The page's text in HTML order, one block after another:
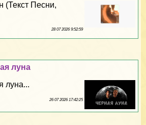
(Текст Песни,
28 07 2026 9:52:59
луна
луна...
26 07 2026 17:42:25